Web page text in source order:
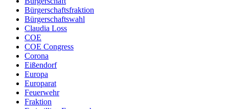
Bürgerschaftsfraktion
Bürgerschaftswahl
Claudia Loss
COE
COE Congress
Corona
Eißendorf
Europa
Europarat
Feuerwehr
Fraktion